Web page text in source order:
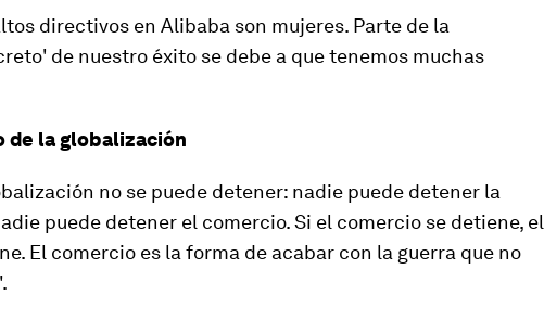
directivos en Alibaba son mujeres. Parte de la
de nuestro éxito se debe a que tenemos muchas
de la globalización
no se puede detener: nadie puede detener la
puede detener el comercio. Si el comercio se detiene, el
El comercio es la forma de acabar con la guerra que no